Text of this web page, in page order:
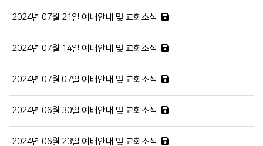
2024년 07월 21일 예배안내 및 교회소식
2024년 07월 14일 예배안내 및 교회소식
2024년 07월 07일 예배안내 및 교회소식
2024년 06월 30일 예배안내 및 교회소식
2024년 06월 23일 예배안내 및 교회소식